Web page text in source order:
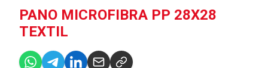
PANO MICROFIBRA PP 28X28
TEXTIL